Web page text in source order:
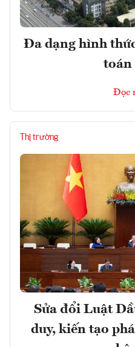
Đa dạng hình
toán
Đọc
Thị trường
Sửa đổi Luật
duy, kiến tạo